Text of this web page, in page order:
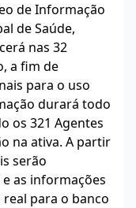
de Informação
de Saúde,
nas 32
a fim de
para o uso
durará todo
os 321 Agentes
na ativa. A partir
serão
as informações
para o banco